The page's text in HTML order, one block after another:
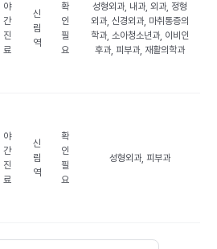
야
간
진
료
신
림
역
확
인
필
요
성형외과, 내과, 외과, 정형
외과, 신경외과, 마취통증의
학과, 소아청소년과, 이비인
후과, 피부과, 재활의학과
야
간
진
료
신
림
역
확
인
필
요
성형외과, 피부과